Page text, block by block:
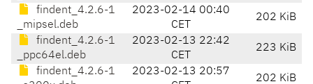
findent_4.2.6-1
_mipsel.deb
2023-02-14 00:40
CET
202 KiB
findent_4.2.6-1
_ppc64el.deb
2023-02-13 22:42
CET
223 KiB
findent_4.2.6-1
2023-02-13 20:57
202 KiB